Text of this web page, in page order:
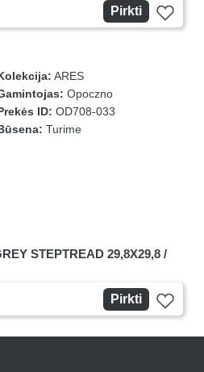
Pirkti
ARES
Opoczno
ID: OD708-033
Turime
STEPTREAD 29,8X29,8 /
Pirkti